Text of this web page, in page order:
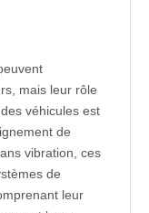
mais leur rôle
véhicules est
de
vibration, ces
de
leur